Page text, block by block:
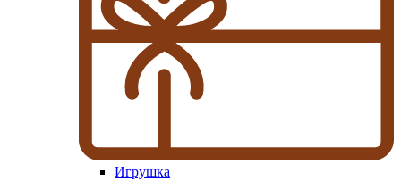
Игрушка